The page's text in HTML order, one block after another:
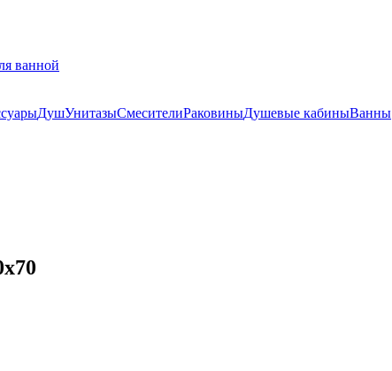
ванной
ДушУнитазыСмесителиРаковиныДушевые кабиныВанны